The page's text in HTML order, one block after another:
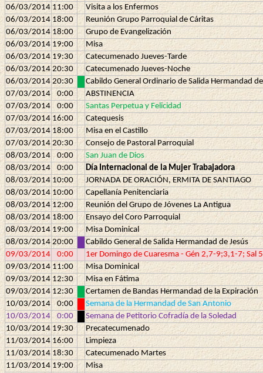
06/03/2014 11:00
Visita a los Enfermos
06/03/2014 18:00
Reunión Grupo Parroquial de Cáritas
06/03/2014 18:00
Grupo de Evangelización
06/03/2014 19:00
Misa
06/03/2014 19:30
Catecumenado Jueves-Tarde
06/03/2014 20:30
Catecumenado Jueves-Noche
06/03/2014 20:30
Cabildo General Ordinario de Salida Hermandad
07/03/2014
0:00
ABSTINENCIA
07/03/2014
0:00
Santas Perpetua y Felicidad
07/03/2014 16:00
Catequesis
07/03/2014 18:00
Misa en el Castillo
07/03/2014 20:30
Consejo de Pastoral Parroquial
08/03/2014
0:00
San Juan de Dios
08/03/2014
0:00
Día Internacional de la Mujer Trabajadora
08/03/2014 10:00
JORNADA DE ORACIÓN, ERMITA DE SANTIAGO
08/03/2014 10:00
Capellanía Penitenciaria
08/03/2014 12:00
Reunión del Grupo de Jóvenes La Antigua
08/03/2014 18:00
Ensayo del Coro Parroquial
08/03/2014 19:00
Misa Dominical
08/03/2014 20:00
Cabildo General de Salida Hermandad de Jesús
09/03/2014
0:00
1er Domingo de Cuaresma - Gén 2,7-9;3,1-7;
09/03/2014 11:00
Misa Dominical
09/03/2014 12:30
Misa en Fátima
09/03/2014 12:30
Certamen de Bandas Hermandad de la Expiración
10/03/2014
0:00
Semana de la Hermandad de San Antonio
10/03/2014
0:00
Semana de Petitorio Cofradía de la Soledad
10/03/2014 19:30
Precatecumenado
11/03/2014 16:00
Limpieza
11/03/2014 18:30
Catecumenado Martes
11/03/2014 19:00
Misa